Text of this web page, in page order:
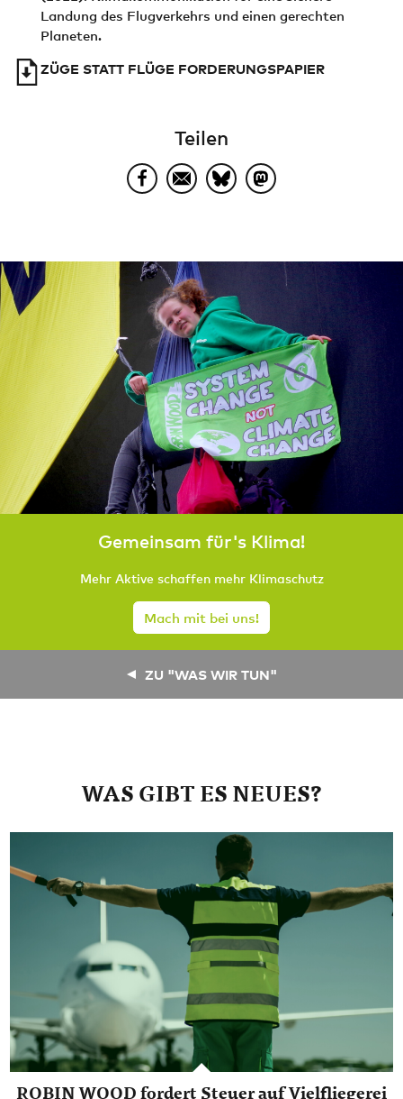
Landung des Flugverkehrs und einen gerechten
Planeten.
ZÜGE STATT FLÜGE FORDERUNGSPAPIER
Teilen
Gemeinsam für's Klima!
Mehr Aktive schaffen mehr Klimaschutz
Mach mit bei uns!
ZU "WAS WIR TUN"
WAS GIBT ES NEUES?
ROBIN WOOD fordert Steuer auf Vielfliegerei